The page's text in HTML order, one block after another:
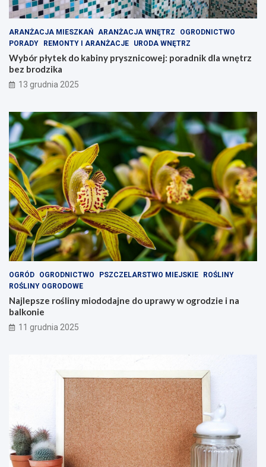
ARANŻACJA MIESZKAŃ ARANŻACJA WNĘTRZ
OGRODNICTWO
PORADY
REMONTY I ARANŻACJE URODA WNĘTRZ
Wybór płytek do kabiny prysznicowej: poradnik dla wnętrz
bez brodzika
13 grudnia 2025
OGRÓD OGRODNICTWO PSZCZELARSTWO MIEJSKIE
ROŚLINY
ROŚLINY OGRODOWE
Najlepsze rośliny miododajne do uprawy w ogrodzie i na
balkonie
11 grudnia 2025